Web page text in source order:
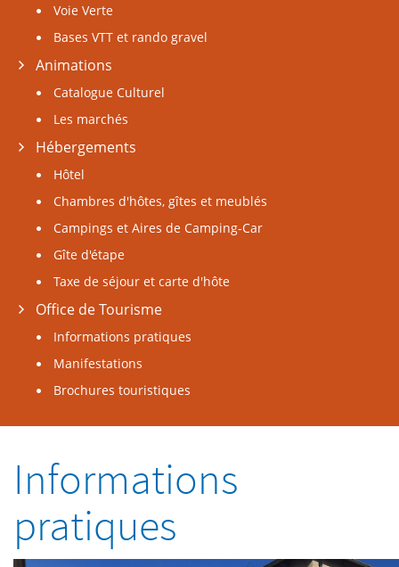
Voie Verte
Bases VTT et rando gravel
Animations
Catalogue Culturel
Les marchés
Hébergements
Hôtel
Chambres d'hôtes, gîtes et meublés
Campings et Aires de Camping-Car
Gîte d'étape
Taxe de séjour et carte d'hôte
Office de Tourisme
Informations pratiques
Manifestations
Brochures touristiques
Informations
pratiques